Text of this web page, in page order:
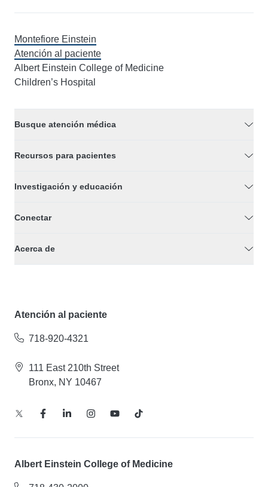
Montefiore Einstein
Atención al paciente
Albert Einstein College of Medicine
Children’s Hospital
Busque atención médica
Recursos para pacientes
Investigación y educación
Conectar
Acerca de
Atención al paciente
718-920-4321
111 East 210th Street
Bronx, NY 10467
Albert Einstein College of Medicine